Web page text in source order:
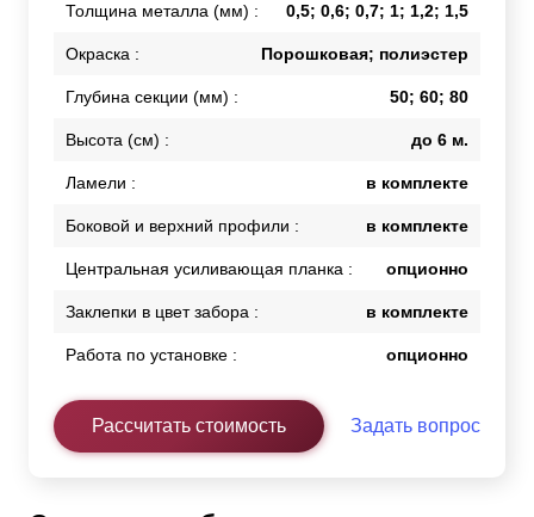
Толщина металла (мм) : 0,5; 0,6; 0,7; 1; 1,2; 1,5
Окраска : Порошковая; полиэстер
Глубина секции (мм) : 50; 60; 80
Высота (см) : до 6 м.
Ламели : в комплекте
Боковой и верхний профили : в комплекте
Центральная усиливающая планка : опционно
Заклепки в цвет забора : в комплекте
Работа по установке : опционно
Рассчитать стоимость Задать вопрос